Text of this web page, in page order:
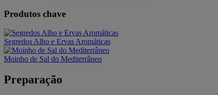
Produtos chave
Segredos Alho e Ervas Aromáticas
Moinho de Sal do Mediterrâneo
Preparação